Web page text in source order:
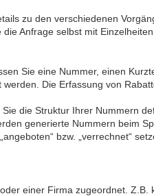
zu den verschiedenen
Anfrage selbst mit
Sie eine Nummer, einen
Die Erfassung von
die Struktur Ihrer Nummern
generierte Nummern beim
bzw. „verrechnet“
oder einer Firma zugeordnet.